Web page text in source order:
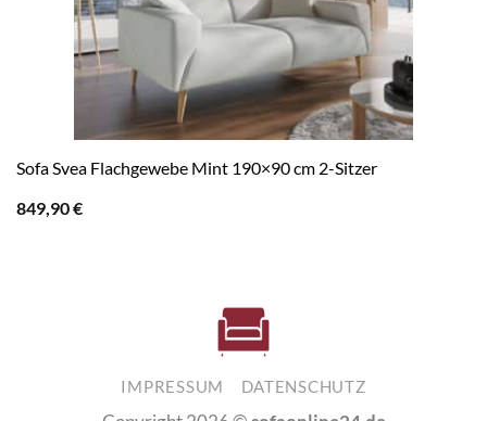
Sofa Svea Flachgewebe Mint 190×90 cm 2-Sitzer
849,90€
IMPRESSUM DATENSCHUTZ